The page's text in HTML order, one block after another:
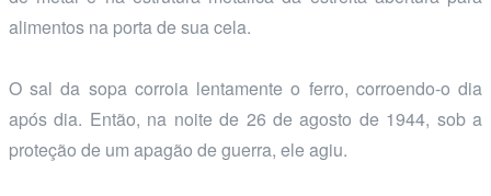
alimentos na porta de sua cela.
O sal da sopa corroia lentamente o ferro, corroendo-o dia
após dia. Então, na noite de 26 de agosto de 1944, sob a
proteção de um apagão de guerra, ele agiu.